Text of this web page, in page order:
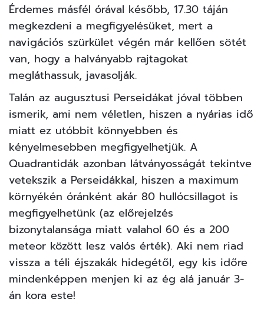
Érdemes másfél órával később, 17.30 táján
megkezdeni a megfigyelésüket, mert a
navigációs szürkület végén már kellően sötét
van, hogy a halványabb rajtagokat
megláthassuk, javasolják.
Talán az augusztusi Perseidákat jóval többen
ismerik, ami nem véletlen, hiszen a nyárias idő
miatt ez utóbbit könnyebben és
kényelmesebben megfigyelhetjük. A
Quadrantidák azonban látványosságát tekintve
vetekszik a Perseidákkal, hiszen a maximum
környékén óránként akár 80 hullócsillagot is
megfigyelhetünk (az előrejelzés
bizonytalansága miatt valahol 60 és a 200
meteor között lesz valós érték). Aki nem riad
vissza a téli éjszakák hidegétől, egy kis időre
mindenképpen menjen ki az ég alá január 3-
án kora este!